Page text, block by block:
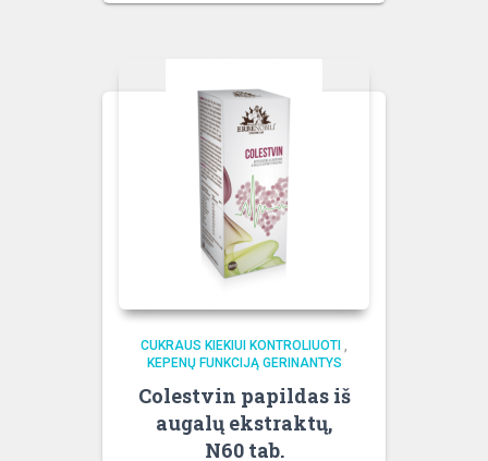
CUKRAUS KIEKIUI KONTROLIUOTI ,
KEPENŲ FUNKCIJĄ GERINANTYS
Colestvin papildas iš
augalų ekstraktų,
N60 tab.